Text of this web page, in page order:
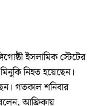
ইসলামিক স্টেটের
নিহত হয়েছেন।
গতকাল শনিবার
আফ্রিকায়